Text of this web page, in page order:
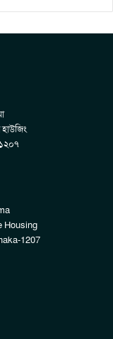
Housing
1207